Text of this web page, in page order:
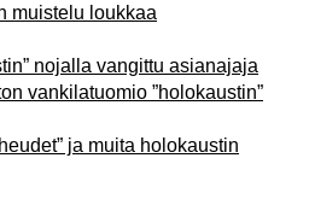
muistelu loukkaa
nojalla vangittu asianajaja
vankilatuomio ”holokaustin”
ja muita holokaustin